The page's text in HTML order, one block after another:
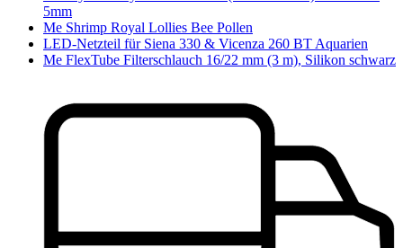
5mm
Me Shrimp Royal Lollies Bee Pollen
LED-Netzteil für Siena 330 & Vicenza 260 BT Aquarien
Me FlexTube Filterschlauch 16/22 mm (3 m), Silikon schwarz